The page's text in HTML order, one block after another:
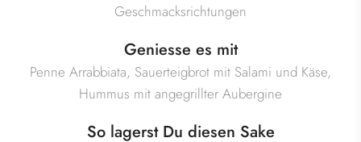
Geschmacksrichtungen
Geniesse es mit
Penne Arrabbiata, Sauerteigbrot mit Salami und Käse,
Hummus mit angegrillter Aubergine
So lagerst Du diesen Sake